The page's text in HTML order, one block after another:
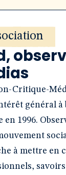
Critique-
général à
1996.
à mettre en